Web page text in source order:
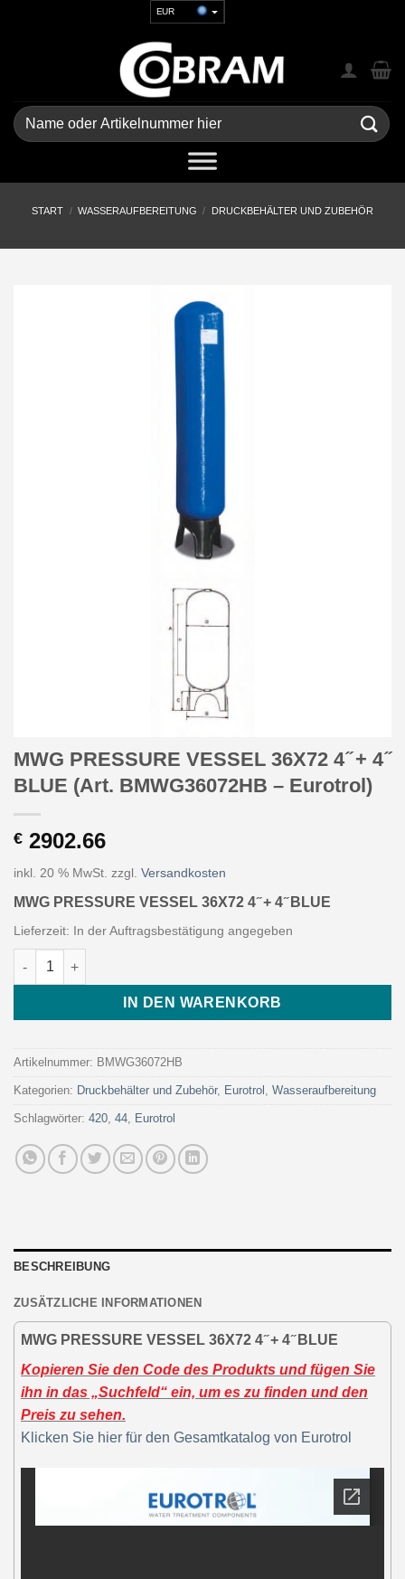
EUR
GBP
CHF
UAH
Suchen
nach:
START / WASSERAUFBEREITUNG / DRUCKBEHÄLTER UND ZUBEHÖR
MWG PRESSURE VESSEL 36X72 4 ̋ + 4 ̋
BLUE (Art. BMWG36072HB – Eurotrol)
€ 2902.66
inkl. 20 % MwSt. zzgl. Versandkosten
MWG PRESSURE VESSEL 36X72 4 ̋ + 4 ̋ BLUE
Lieferzeit: In der Auftragsbestätigung angegeben
MWG PRESSURE VESSEL 36X72 4 ̋ + 4 ̋ BLUE (Art.
IN DEN WARENKORB
Artikelnummer: BMWG36072HB
Kategorien: Druckbehälter und Zubehör, Eurotrol , Wasseraufbereitung
Schlagwörter: 420, 44, Eurotrol
BESCHREIBUNG
ZUSÄTZLICHE INFORMATIONEN
MWG PRESSURE VESSEL 36X72 4 ̋ + 4 ̋ BLUE
Kopieren Sie den Code des Produkts und fügen Sie
ihn in das „Suchfeld“ ein, um es zu finden und den
Preis zu sehen.
Klicken Sie hier für den Gesamtkatalog von Eurotrol